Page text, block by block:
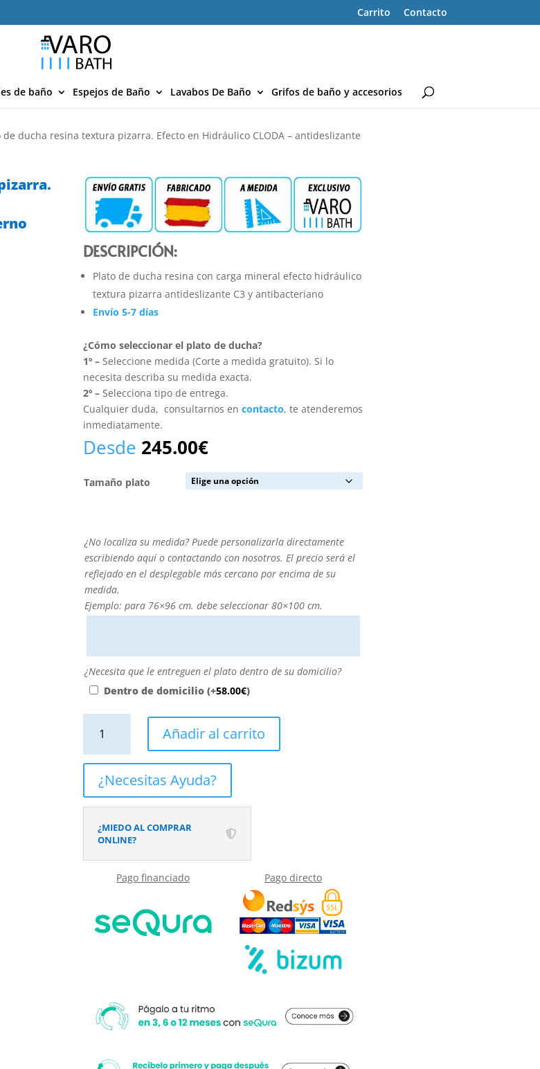
Carrito
Contacto
de baño Espejos de Baño Lavabos De Baño Grifos de baño y accesorios
de ducha resina textura pizarra. Efecto en Hidráulico CLODA – antideslizante
DESCRIPCIÓN:
Plato de ducha resina con carga mineral efecto hidráulico
textura pizarra antideslizante C3 y antibacteriano
Envío 5-7 días
¿Cómo seleccionar el plato de ducha?
1º – Seleccione medida (Corte a medida gratuito). Si lo
necesita describa su medida exacta.
2º – Selecciona tipo de entrega.
Cualquier duda, consultarnos encontacto, te atenderemos
inmediatamente.
Desde 245.00€
Tamaño plato
¿No
localiza
su
medida?
Puede
escribiendo
aquí
o
con
nosotros.
precio
será
el
desplegable
su
¿No localiza su medida? Puede personalizarla directamente
escribiendo aquí o contactando con nosotros. El precio será el
reflejado en el desplegable más cercano por encima de su
medida.
Ejemplo: para 76×96 cm. debe seleccionar 80×100 cm.
¿Necesita
que
dentro
su
¿Necesita que le entreguen el plato dentro de su domicilio?
Dentro de domicilio(+58.00€)
ducha
resina
textura
pizarra.
CLODA
STONE
3D
Añadir al carrito
¿Necesitas Ayuda?
¿MIEDO AL COMPRAR
ONLINE?
Pago financiado Pago directo